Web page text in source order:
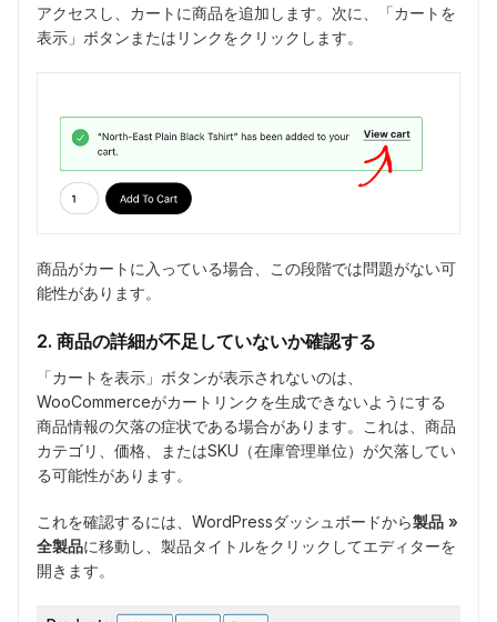
アクセスし、カートに商品を追加します。次に、「カートを
表示」ボタンまたはリンクをクリックします。
商品がカートに入っている場合、この段階では問題がない可
能性があります。
2. 商品の詳細が不足していないか確認する
「カートを表示」ボタンが表示されないのは、
WooCommerceがカートリンクを生成できないようにする
商品情報の欠落の症状である場合があります。これは、商品
カテゴリ、価格、またはSKU（在庫管理単位）が欠落してい
る可能性があります。
これを確認するには、WordPressダッシュボードから製品 »
全製品に移動し、製品タイトルをクリックしてエディターを
開きます。